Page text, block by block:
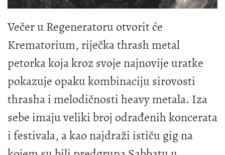
Večer u Regeneratoru otvorit će
Krematorium, riječka thrash metal
petorka koja kroz svoje najnovije uratke
pokazuje opaku kombinaciju sirovosti
thrasha i melodičnosti heavy metala. Iza
sebe imaju veliki broj odrađenih koncerata
i festivala, a kao najdraži ističu gig na